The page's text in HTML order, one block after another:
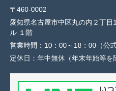
〒460-0002
愛知県名古屋市中区丸の内２丁
ル １階
営業時間： 10：00～18：00（公
定休日： 年中無休（年末年始等を